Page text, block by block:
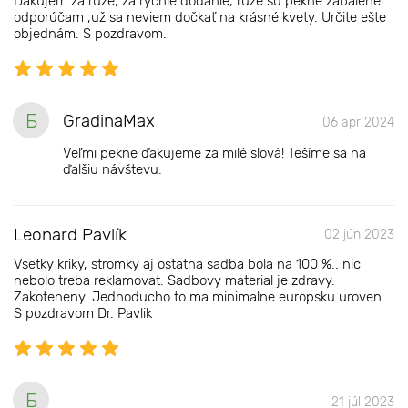
odporúčam ,už sa neviem dočkať na krásné kvety. Určite ešte
objednám. S pozdravom.
Б GradinaMax 06 apr 2024
Veľmi pekne ďakujeme za milé slová! Tešíme sa na
ďalšiu návštevu.
Leonard Pavlík 02 jún 2023
Vsetky kriky, stromky aj ostatna sadba bola na 100 %.. nic
nebolo treba reklamovat. Sadbovy material je zdravy.
Zakoteneny. Jednoducho to ma minimalne europsku uroven.
S pozdravom Dr. Pavlik
Б 21 júl 2023